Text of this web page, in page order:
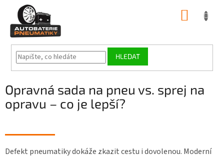
obsah
HLEDAT
Opravná sada na pneu vs. sprej na
opravu – co je lepší?
Defekt pneumatiky dokáže zkazit cestu i dovolenou. Moderní